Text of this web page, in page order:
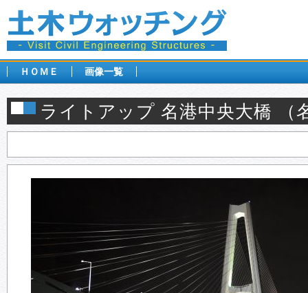
ＨＯＭＥ 画像一覧
ライトアップ 名港中央大橋 （